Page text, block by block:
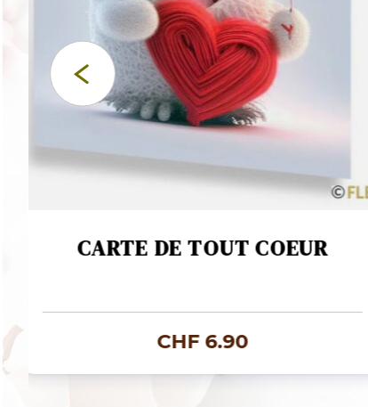
CARTE DE TOUT COEUR
CHF6.90